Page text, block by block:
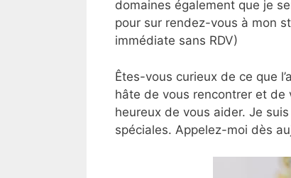
domaines également que je
pour sur rendez-vous à mon
immédiate sans RDV)
Êtes-vous curieux de ce que
hâte de vous rencontrer et de
heureux de vous aider. Je
spéciales. Appelez-moi dès